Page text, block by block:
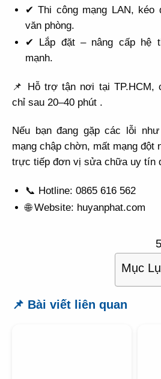
✔ Thi công mạng LAN, kéo
văn phòng.
✔ Lắp đặt – nâng cấp hệ
mạnh.
📌 Hỗ trợ tận nơi tại TP.HCM,
chỉ sau 20–40 phút .
Nếu bạn đang gặp các lỗi
mạng chập chờn, mất mạng đột
trực tiếp đơn vị sửa chữa uy tín
📞 Hotline: 0865 616 562
🌐 Website: huyanphat.com
Mục
📌 Bài viết liên quan